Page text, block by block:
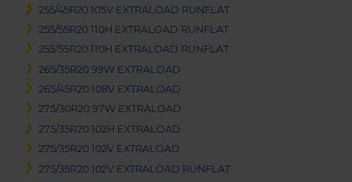
255/45R20 105V EXTRALOAD RUNFLAT
255/55R20 110H EXTRALOAD RUNFLAT
255/55R20 110H EXTRALOAD RUNFLAT
265/35R20 99W EXTRALOAD
265/45R20 108V EXTRALOAD
275/30R20 97W EXTRALOAD
275/35R20 102H EXTRALOAD
275/35R20 102V EXTRALOAD
275/35R20 102V EXTRALOAD RUNFLAT